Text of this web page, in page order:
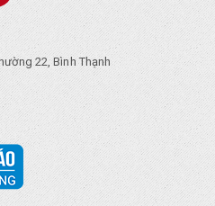
22, Bình Thạnh